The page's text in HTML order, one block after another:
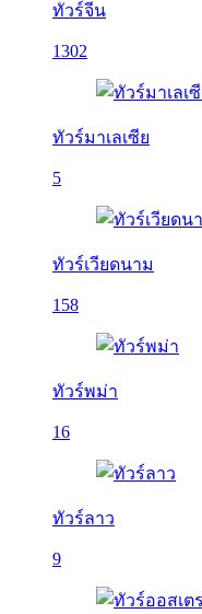
ทัวร์จีน
1302
ทัวร์มาเลเซีย
5
ทัวร์เวียดนาม
158
ทัวร์พม่า
16
ทัวร์ลาว
9